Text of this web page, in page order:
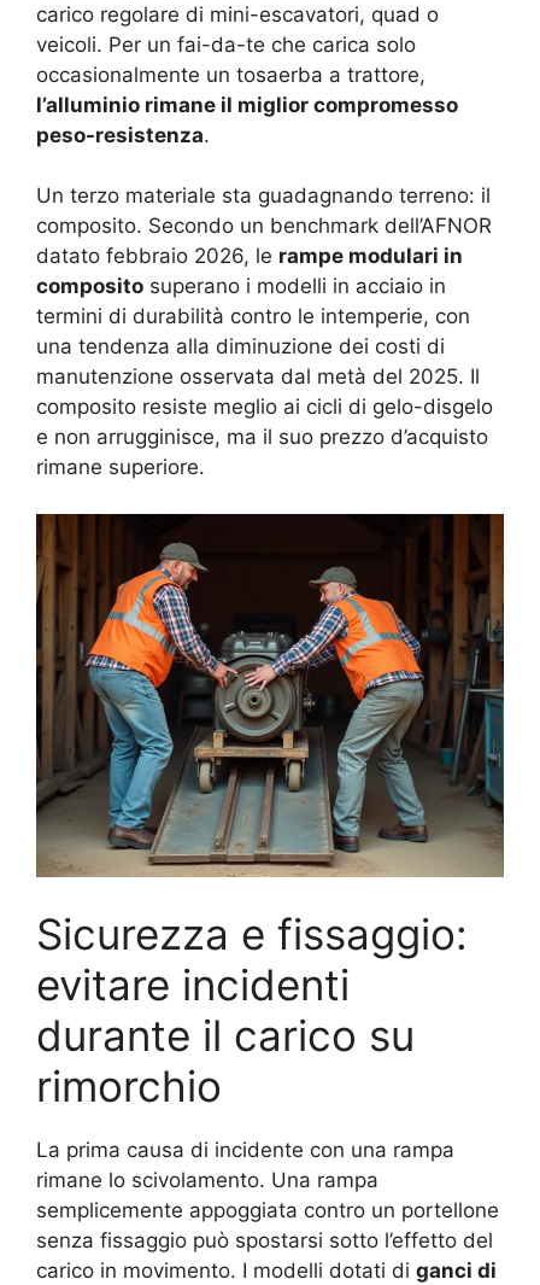
carico regolare di mini-escavatori, quad o
veicoli. Per un fai-da-te che carica solo
occasionalmente un tosaerba a trattore,
l’alluminio rimane il miglior compromesso
peso-resistenza.
Un terzo materiale sta guadagnando terreno: il
composito. Secondo un benchmark dell’AFNOR
datato febbraio 2026, le rampe modulari in
composito superano i modelli in acciaio in
termini di durabilità contro le intemperie, con
una tendenza alla diminuzione dei costi di
manutenzione osservata dal metà del 2025. Il
composito resiste meglio ai cicli di gelo-disgelo
e non arrugginisce, ma il suo prezzo d’acquisto
rimane superiore.
Sicurezza e fissaggio:
evitare incidenti
durante il carico su
rimorchio
La prima causa di incidente con una rampa
rimane lo scivolamento. Una rampa
semplicemente appoggiata contro un portellone
senza fissaggio può spostarsi sotto l’effetto del
carico in movimento. I modelli dotati di ganci di